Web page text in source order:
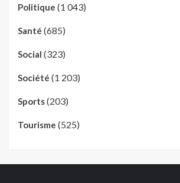
Politique (1 043)
Santé (685)
Social (323)
Société (1 203)
Sports(203)
Tourisme (525)